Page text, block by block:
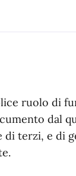
ruolo di
dal
terzi, e di